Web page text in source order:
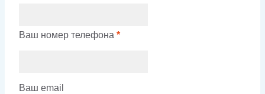
Ваш номер телефона *
Ваш email